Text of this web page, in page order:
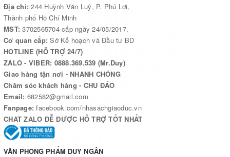
Địa chỉ:244 Huỳnh Văn Luỹ, P. Phú Lợi,
Thành phố Hồ Chí Minh
MST:3702565704 cấp ngày 24/05/2017.
Cơ quan cấp:Sở Kế hoạch và Đầu tư BD
HOTLINE (HỖ TRỢ 24/7)
ZALO - VIBER: 0888.369.539 (Mr.Duy)
Giao hàng tận nơi - NHANH CHÓNG
Chăm sóc khách hàng - CHU ĐÁO
Email: 682582@gmail.com
Fanpage:facebook.com/nhasachgiaoduc.vn
CHAT ZALO ĐỄ ĐƯỢC HỖ TRỢ TỐT NHẤT
VĂN PHÒNG PHẨM DUY NGÂN